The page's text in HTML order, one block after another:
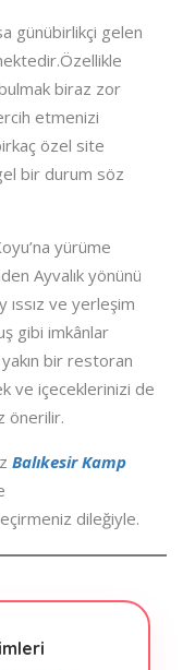
günübirlikçi gelen
biraz zor
etmenizi
özel site
bir durum söz
yürüme
Ayvalık yönünü
ve yerleşim
gibi imkânlar
bir restoran
ve içeceklerinizi de
önerilir.
Balıkesir Kamp
dileğiyle.